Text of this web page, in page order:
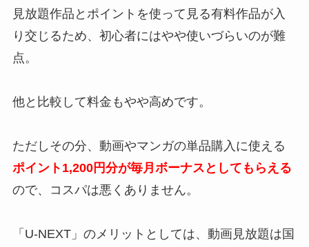
見放題作品とポイントを使って見る有料作品が入
り交じるため、初心者にはやや使いづらいのが難
点。
他と比較して料金もやや高めです。
ただしその分、動画やマンガの単品購入に使える
ポイント1,200円分が毎月ボーナスとしてもらえる
ので、コスパは悪くありません。
「U-NEXT」のメリットとしては、動画見放題は国